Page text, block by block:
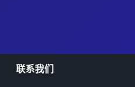
联系我们